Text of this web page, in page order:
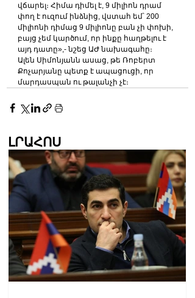
վճարել։ Հիմա դիմել է, 9 միլիոն դրամ
փող է ուզում ինձնից, վստահ եմ՝ 200
միլիոնի դիմաց 9 միլիոնը բան չի փոխի,
բայց չեմ կարծում, որ ինքը հաղթելու է
այդ դատը»,- նշեց ԱԺ նախագահը։
Ալեն Սիմոնյանն ասաց, թե Ռոբերտ
Քոչարյանը պետք է ապացուցի, որ
մարդասպան ու թալանչի չէ։
ԼՐԱՀՈՍ